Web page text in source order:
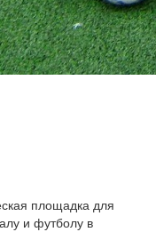
площадка для
и футболу в